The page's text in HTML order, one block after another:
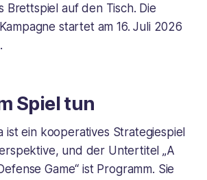
Brettspiel auf den Tisch. Die
startet am 16. Juli 2026
.
Spiel tun
ist ein kooperatives Strategiespiel
und der Untertitel „A
Game“ ist Programm. Sie